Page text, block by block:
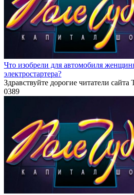
Что изобрели для автомобиля
электростартера?
Здравствуйте дорогие читатели сайта
0389